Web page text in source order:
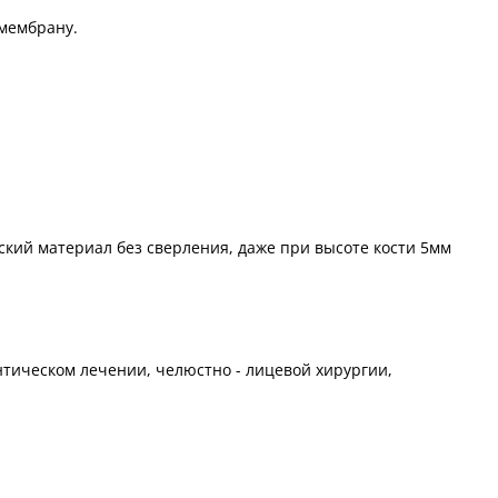
материал без сверления, даже при высоте кости 5мм
лечении, челюстно - лицевой хирургии,